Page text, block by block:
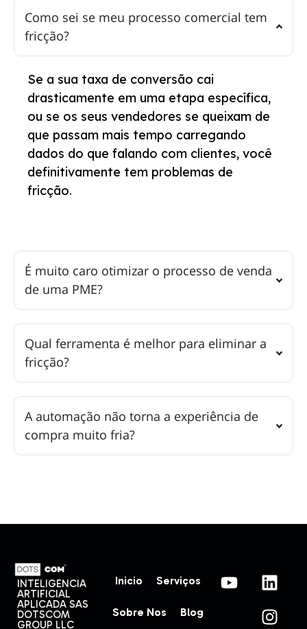
Como sei se meu processo comercial tem
fricção?
Se a sua taxa de conversão cai
drasticamente em uma etapa específica,
ou se os seus vendedores se queixam de
que passam mais tempo carregando
dados do que falando com clientes, você
definitivamente tem problemas de
fricção.
É muito caro otimizar o processo de venda
de uma PME?
Qual ferramenta é melhor para eliminar a
fricção?
A automação não torna a experiência de
compra muito fria?
INTELIGENCIA
ARTIFICIAL
APLICADA SAS
DOTSCOM
GROUP LLC
Inicio Serviços
Sobre Nos Blog